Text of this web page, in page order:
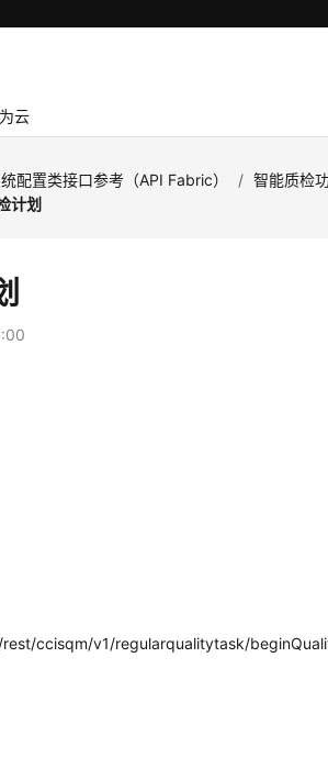
云
配置类接口参考（API Fabric） / 智能质检
计划
ccisqm/v1/regularqualitytask/